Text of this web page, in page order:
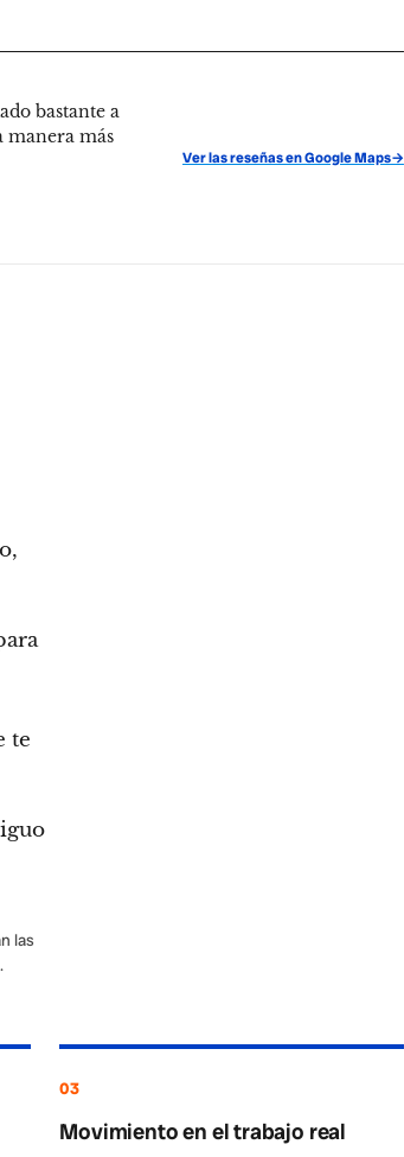
bastante a
manera más
Ver las reseñas en Google Maps→
te
las
03
Movimiento en el trabajo real